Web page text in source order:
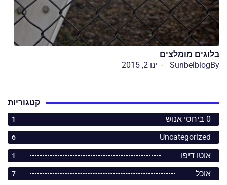
בלוגים מומלצים
By
Sunbelblog ינו 2, 2015
קטגוריות
0 ביחסי אנוש
1
Uncategorized
6
אוטו דיפו 1
אוכל 7